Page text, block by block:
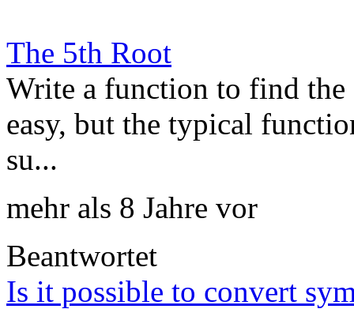
The 5th Root
Write a function to find the
easy, but the typical
su...
mehr als 8 Jahre vor
Beantwortet
Is it possible to convert